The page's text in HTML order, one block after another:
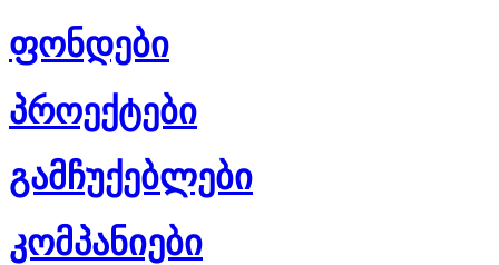
ფონდები
პროექტები
გამჩუქებლები
კომპანიები